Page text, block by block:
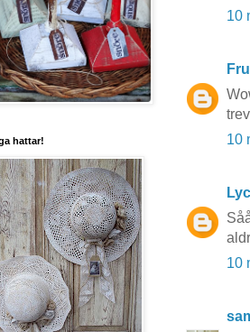
10
10
10
hattar!